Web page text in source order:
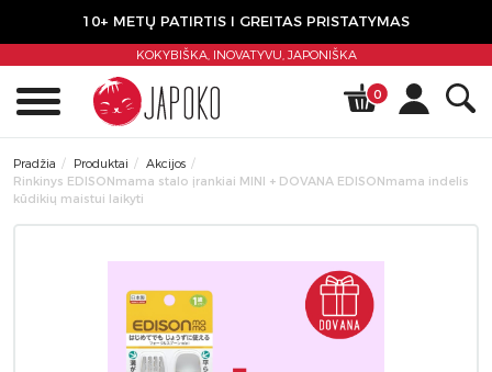
10+ METŲ PATIRTIS I GREITAS PRISTATYMAS
KOKYBIŠKA, INOVATYVU,JAPONIŠKA
0
Pradžia Produktai
Akcijos
Rinkinys EDISONmama stalo įrankiai MINI + DOVANA EDISONmama indelis
kūdikių maistui laikyti